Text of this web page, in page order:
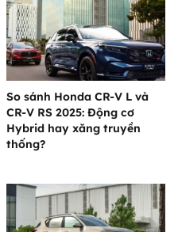
So sánh Honda CR-V L và
CR-V RS 2025: Động cơ
Hybrid hay xăng truyền
thống?